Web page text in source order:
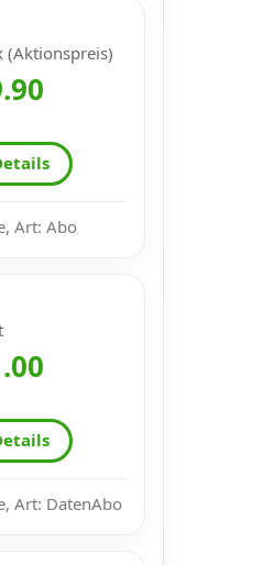
(Aktionspreis)
Art: Abo
Art: DatenAbo